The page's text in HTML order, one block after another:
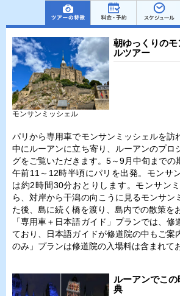
朝ゆっくりの
ルツアー
モンサンミッシェル
パリから専用車でモンサンミッシェルを訪
中にルーアンに立ち寄り、ルーアンのプロ
グをご覧いただきます。5～9月中旬までの
午前11～12時半頃にパリを出発。モンサ
は約2時間30分おとりします。モンサン
ら、対岸から干潟の向こうに見るモンサン
た後、島に続く橋を渡り、島内での散策を
「専用車＋日本語ガイド」プランでは、
ており、日本語ガイドが修道院の中もご案
のみ」プランは修道院の入場料は含まれて
ルーアンでこ
典